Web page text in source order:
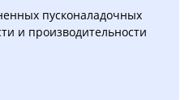
пусконаладочных
и производительности